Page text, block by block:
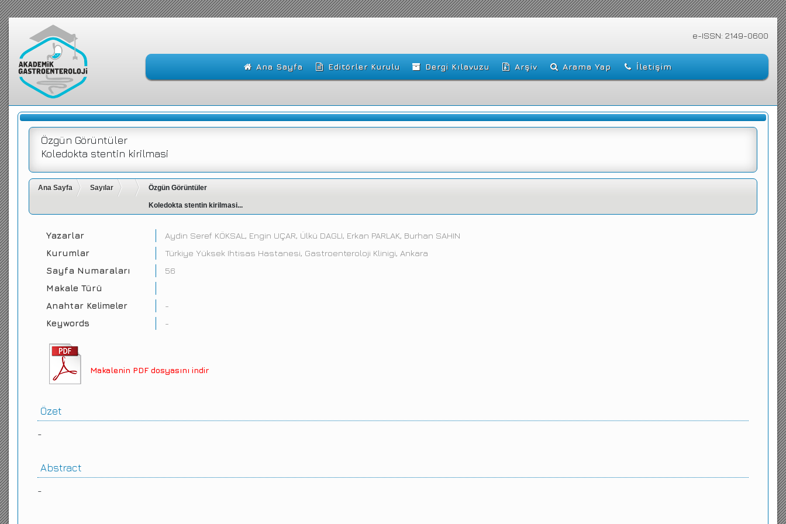
e-ISSN: 2149-0600
Ana Sayfa Editörler Kurulu Dergi Kılavuzu Arşiv Arama Yap İletişim
Özgün Görüntüler
Koledokta stentin kirilmasi
Ana Sayfa Sayılar Özgün Görüntüler
Koledokta stentin kirilmasi...
Yazarlar
Aydin Seref KÖKSAL, Engin UÇAR, Ülkü DAGLI, Erkan PARLAK, Burhan SAHIN
Kurumlar
Türkiye Yüksek Ihtisas Hastanesi, Gastroenteroloji Klinigi, Ankara
Sayfa Numaraları
56
Makale Türü
Anahtar Kelimeler
-
Keywords
-
Makalenin PDF dosyasını indir
Özet
-
Abstract
-